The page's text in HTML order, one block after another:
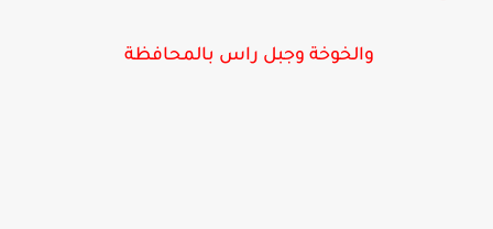
والخوخة وجبل راس بالمحافظة